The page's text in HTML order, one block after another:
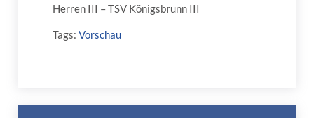
Herren III – TSV Königsbrunn III
Tags: Vorschau